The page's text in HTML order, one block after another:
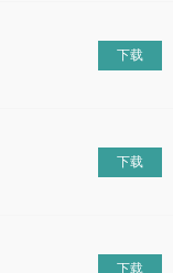
下载
下载
下载